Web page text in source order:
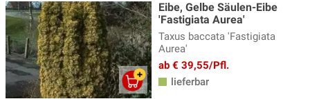
Eibe, Gelbe Säulen-Eibe
'Fastigiata Aurea'
Taxus baccata 'Fastigiata
Aurea'
ab € 39,55/Pfl.
lieferbar